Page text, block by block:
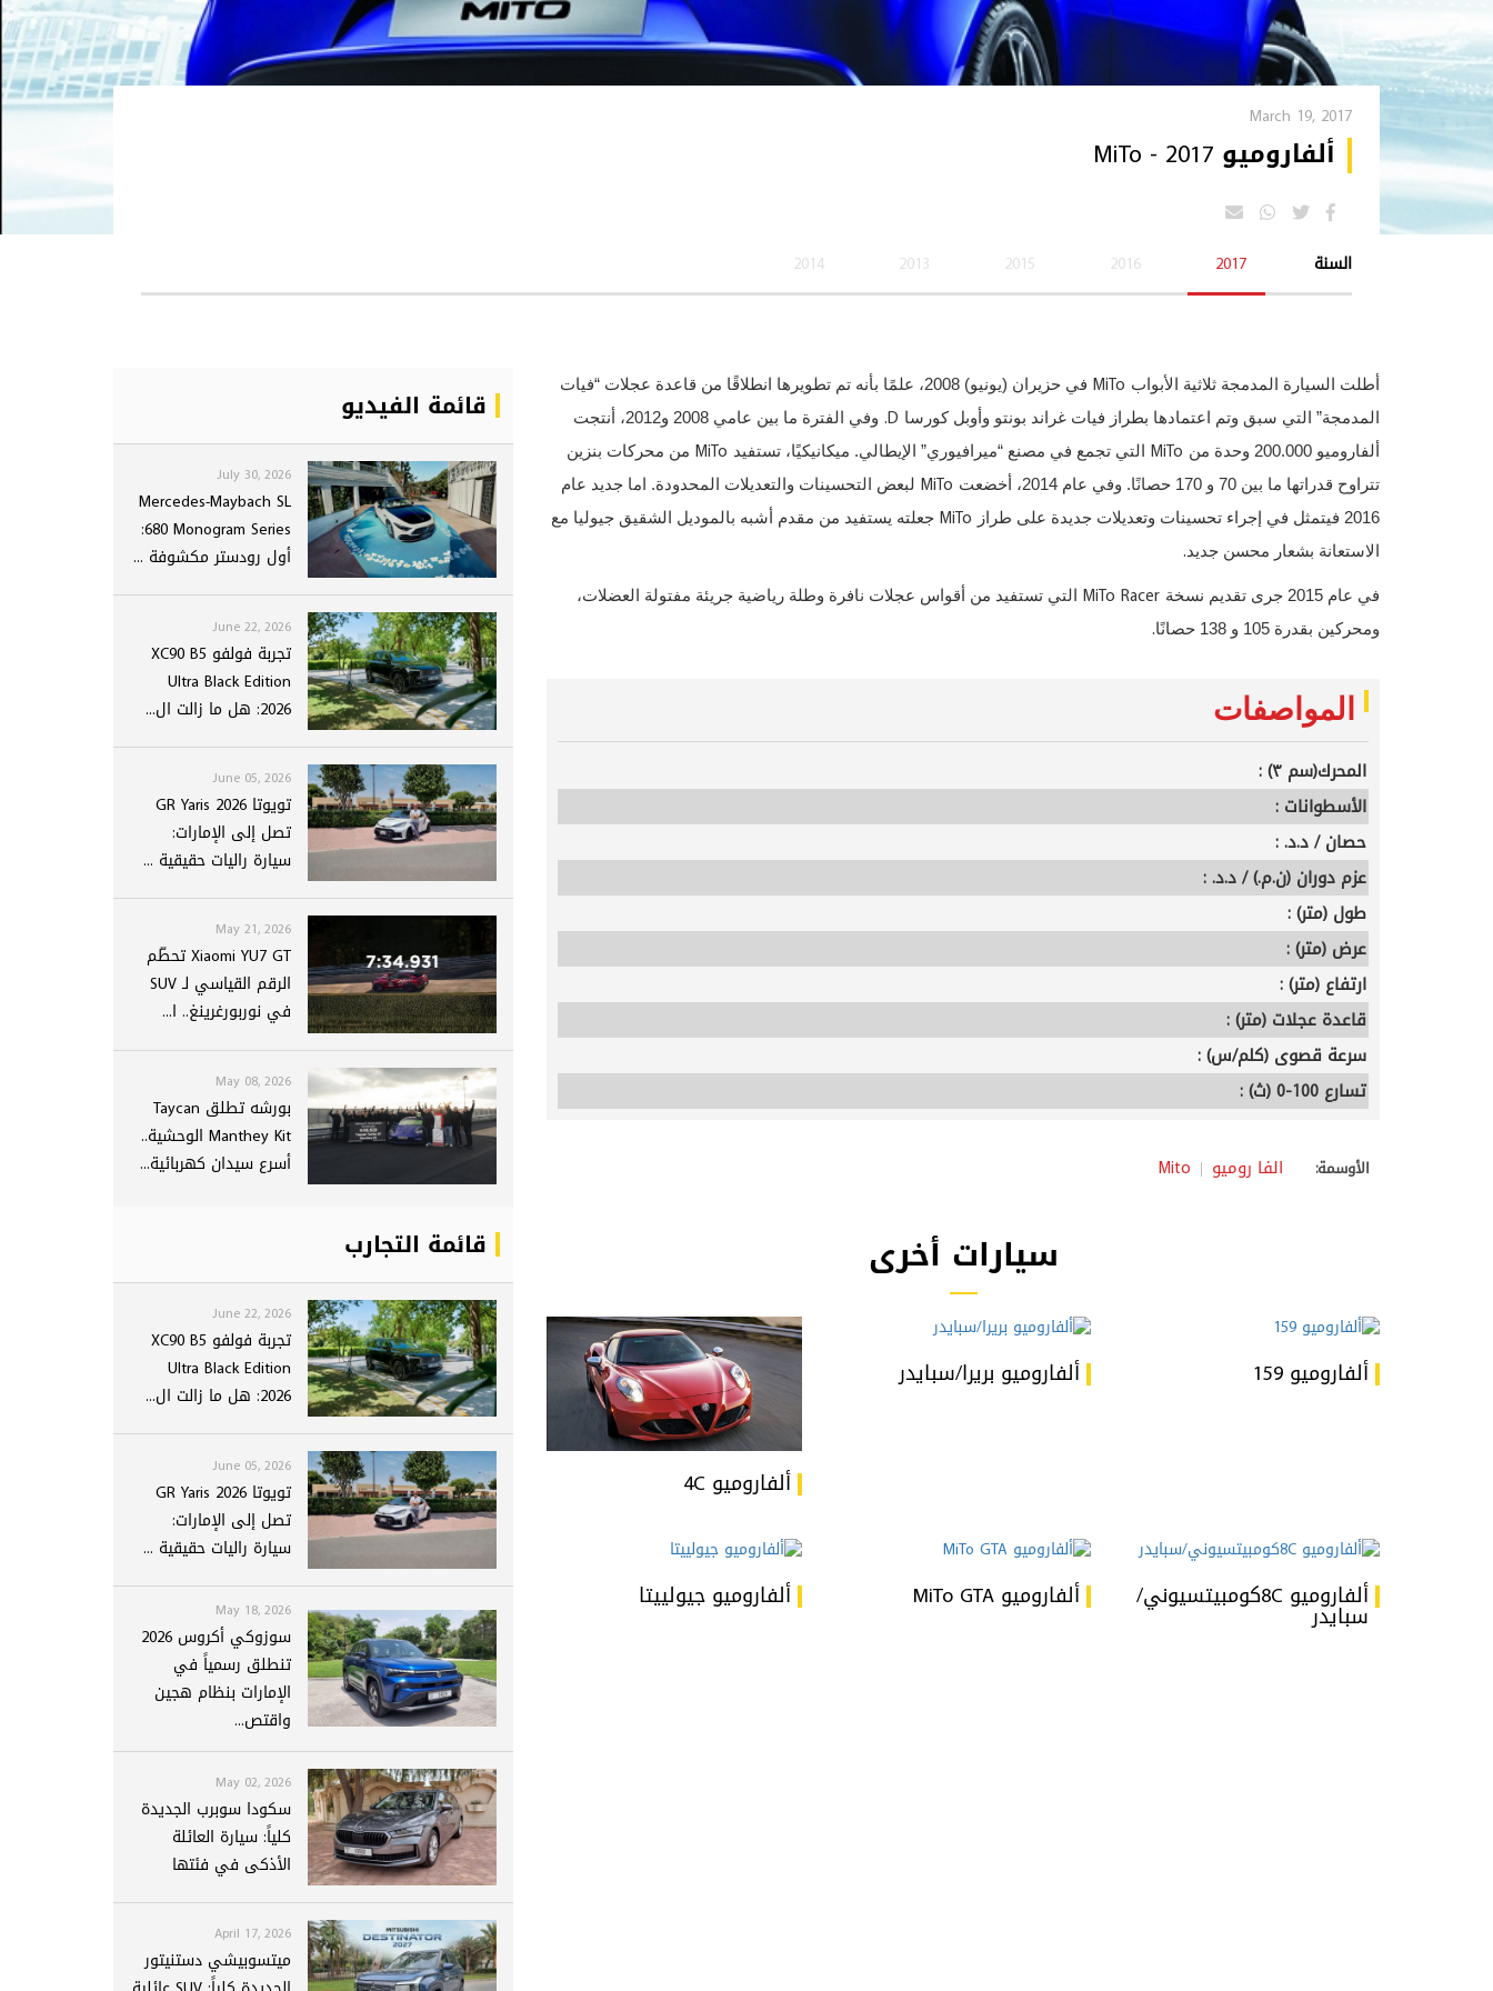
March 19, 2017
ألفاروميو MiTo - 2017
السنة 2017
2016
2015
2013
2014
أطلت السيارة المدمجة ثلاثية الأبواب
في حزيران (يونيو) 2008، علمًا بأنه تم تطويرها انطلاقًا من قاعدة عجلات “فيات
المدمجة” التي سبق وتم اعتمادها بطراز فيات غراند بونتو وأوبل كورسا
وفي الفترة ما بين عامي 2008 و2012، أنتجت
ألفاروميو 200.000 وحدة من
التي تجمع في مصنع “ميرافيوري” الإيطالي. ميكانيكيًا، تستفيد
من محركات بنزين
تتراوح قدراتها ما بين 70 و 170 حصانًا. وفي عام 2014، أخضعت
لبعض التحسينات والتعديلات المحدودة. اما جديد عام
2016 فيتمثل في إجراء تحسينات وتعديلات جديدة على طراز
MiTo
جعلته يستفيد من مقدم أشبه بالموديل الشقيق جيوليا مع
الاستعانة بشعار محسن جديد.
في عام 2015 جرى تقديم نسخة
التي تستفيد من أقواس عجلات نافرة وطلة رياضية جريئة مفتولة العضلات،
ومحركين بقدرة 105 و 138 حصانًا
.
المواصفات
المحرك(سم ٣) :
الأسطوانات :
حصان / د.د. :
عزم دوران (ن.م.) / د.د. :
طول (متر) :
عرض (متر) :
ارتفاع (متر) :
قاعدة عجلات (متر) :
سرعة قصوى (كلم/س) :
تسارع 100-0 (ث) :
الأوسمة: الفا روميو Mito
سيارات أخرى
ألفاروميو 159 ألفاروميو بريرا/سبايدر
ألفاروميو 4C
ألفاروميو 8Cكومبيتسيوني/
سبايدر
ألفاروميو MiTo GTA ألفاروميو جيولييتا
قائمة الفيديو
July 30, 2026
Mercedes-Maybach SL
680 Monogram Series:
أول رودستر مكشوفة ...
June 22, 2026
تجربة فولفو XC90 B5
Ultra Black Edition
2026: هل ما زالت ال...
June 05, 2026
تويوتا GR Yaris 2026
تصل إلى الإمارات:
سيارة راليات حقيقية ...
May 21, 2026
Xiaomi YU7 GT تحطّم
الرقم القياسي لـ SUV
في نوربورغرينغ.. ا...
May 08, 2026
بورشه تطلق Taycan
Manthey Kit الوحشية..
أسرع سيدان كهربائية...
قائمة التجارب
June 22, 2026
تجربة فولفو XC90 B5
Ultra Black Edition
2026: هل ما زالت ال...
June 05, 2026
تويوتا GR Yaris 2026
تصل إلى الإمارات:
سيارة راليات حقيقية ...
May 18, 2026
سوزوكي أكروس 2026
تنطلق رسمياً في
الإمارات بنظام هجين
واقتص...
May 02, 2026
سكودا سوبرب الجديدة
كلياً: سيارة العائلة
الأذكى في فئتها
April 17, 2026
ميتسوبيشي دستنيتور